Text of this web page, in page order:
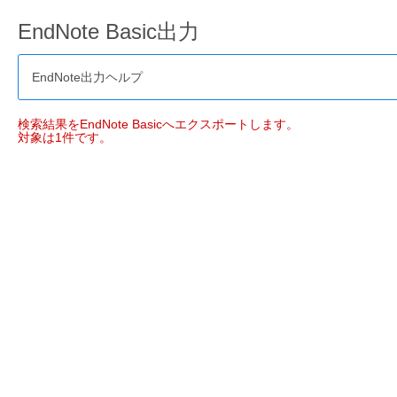
EndNote Basic出力
EndNote出力ヘルプ
検索結果をEndNote Basicへエクスポートします。
対象は1件です。